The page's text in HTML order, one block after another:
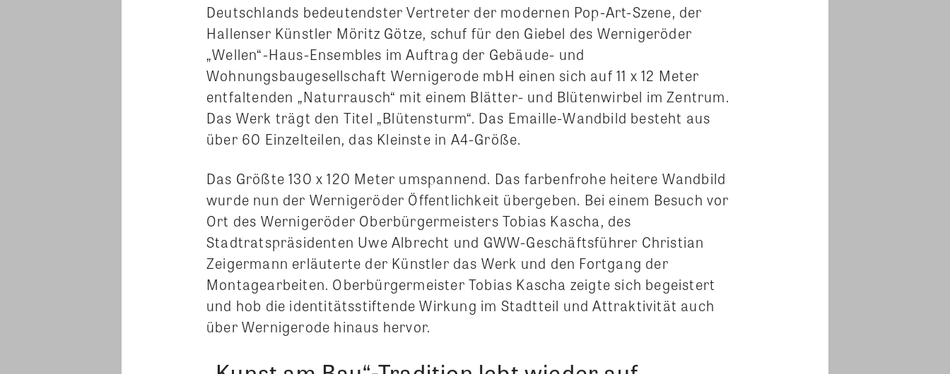
Deutschlands bedeutendster Vertreter der modernen Pop-Art-Szene, der
Hallenser Künstler Möritz Götze, schuf für den Giebel des Wernigeröder
„Wellen“-Haus-Ensembles im Auftrag der Gebäude- und
Wohnungsbaugesellschaft Wernigerode mbH einen sich auf 11 x 12 Meter
entfaltenden „Naturrausch“ mit einem Blätter- und Blütenwirbel im Zentrum.
Das Werk trägt den Titel „Blütensturm“. Das Emaille-Wandbild besteht aus
über 60 Einzelteilen, das Kleinste in A4-Größe.
Das Größte 130 x 120 Meter umspannend. Das farbenfrohe heitere Wandbild
wurde nun der Wernigeröder Öffentlichkeit übergeben. Bei einem Besuch vor
Ort des Wernigeröder Oberbürgermeisters Tobias Kascha, des
Stadtratspräsidenten Uwe Albrecht und GWW-Geschäftsführer Christian
Zeigermann erläuterte der Künstler das Werk und den Fortgang der
Montagearbeiten. Oberbürgermeister Tobias Kascha zeigte sich begeistert
und hob die identitätsstiftende Wirkung im Stadtteil und Attraktivität auch
über Wernigerode hinaus hervor.